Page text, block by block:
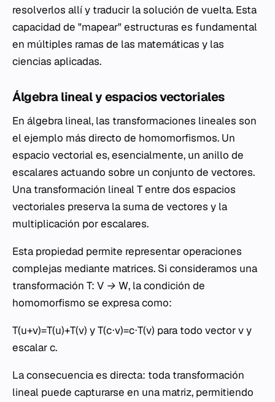
resolverlos allí y traducir la solución de vuelta. Esta
capacidad de "mapear" estructuras es fundamental
en múltiples ramas de las matemáticas y las
ciencias aplicadas.
Álgebra lineal y espacios vectoriales
En álgebra lineal, las transformaciones lineales son
el ejemplo más directo de homomorfismos. Un
espacio vectorial es, esencialmente, un anillo de
escalares actuando sobre un conjunto de vectores.
Una transformación linealTentre dos espacios
vectoriales preserva la suma de vectores y la
multiplicación por escalares.
Esta propiedad permite representar operaciones
complejas mediante matrices. Si consideramos una
transformación T: V → W, la condición de
homomorfismo se expresa como:
T(u+v)=T(u)+T(v) y T(c⋅v)=c⋅T(v) para todo vectorvy
escalarc.
La consecuencia es directa: toda transformación
lineal puede capturarse en una matriz, permitiendo